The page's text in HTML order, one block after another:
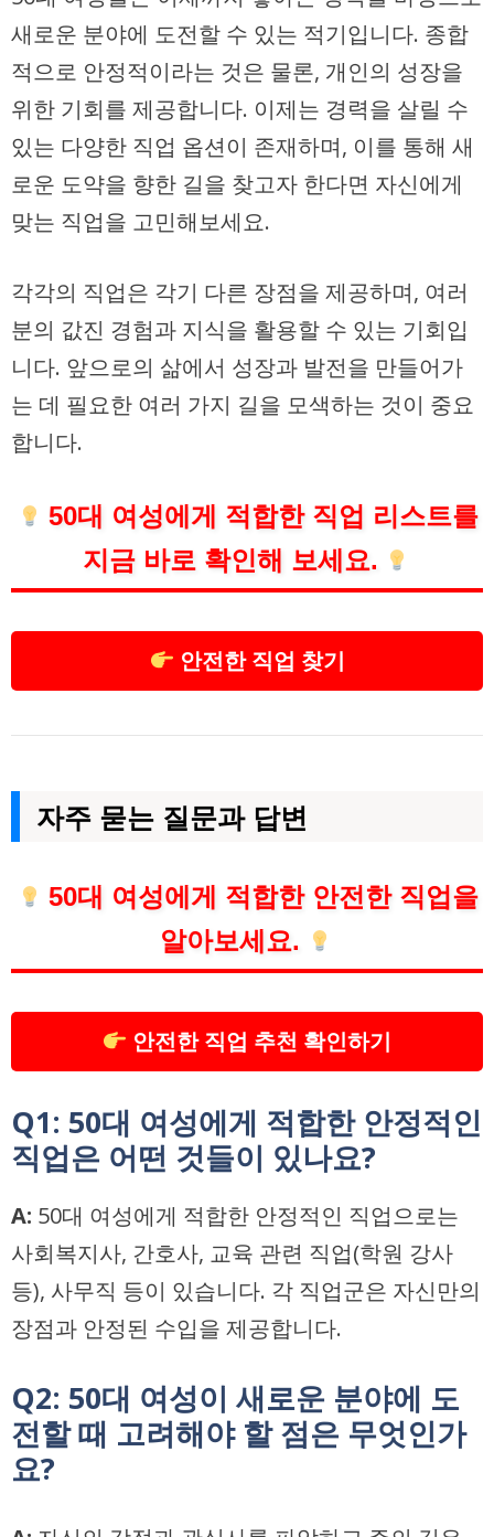
새로운 분야에 도전할 수 있는 적기입니다. 종합
적으로 안정적이라는 것은 물론, 개인의 성장을
위한 기회를 제공합니다. 이제는 경력을 살릴 수
있는 다양한 직업 옵션이 존재하며, 이를 통해 새
로운 도약을 향한 길을 찾고자 한다면 자신에게
맞는 직업을 고민해보세요.
각각의 직업은 각기 다른 장점을 제공하며, 여러
분의 값진 경험과 지식을 활용할 수 있는 기회입
니다. 앞으로의 삶에서 성장과 발전을 만들어가
는 데 필요한 여러 가지 길을 모색하는 것이 중요
합니다.
50대 여성에게 적합한 직업 리스트를
지금 바로 확인해 보세요.
안전한 직업 찾기
자주 묻는 질문과 답변
50대 여성에게 적합한 안전한 직업을
알아보세요.
안전한 직업 추천 확인하기
Q1: 50대 여성에게 적합한 안정적인
직업은 어떤 것들이 있나요?
A: 50대 여성에게 적합한 안정적인 직업으로는
사회복지사, 간호사, 교육 관련 직업(학원 강사
등), 사무직 등이 있습니다. 각 직업군은 자신만의
장점과 안정된 수입을 제공합니다.
Q2: 50대 여성이 새로운 분야에 도
전할 때 고려해야 할 점은 무엇인가
요?